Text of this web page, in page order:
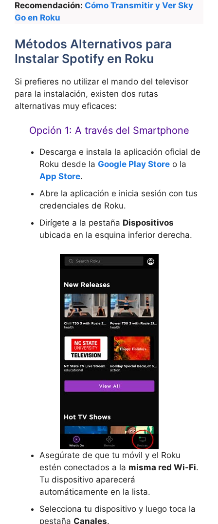
Recomendación: Cómo Transmitir y Ver Sky
Go en Roku
Métodos Alternativos para
Instalar Spotify en Roku
Si prefieres no utilizar el mando del televisor
para la instalación, existen dos rutas
alternativas muy eficaces:
Opción 1: A través del Smartphone
Descarga e instala la aplicación oficial de
Roku desde la Google Play Store o la
App Store.
Abre la aplicación e inicia sesión con tus
credenciales de Roku.
Dirígete a la pestaña Dispositivos
ubicada en la esquina inferior derecha.
Asegúrate de que tu móvil y el Roku
estén conectados a la misma red Wi-Fi.
Tu dispositivo aparecerá
automáticamente en la lista.
Selecciona tu dispositivo y luego toca la
pestaña Canales.